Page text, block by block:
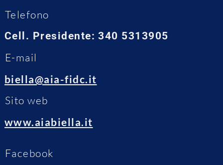
Telefono
Cell. Presidente: 340 5313905
E-mail
biella@aia-fidc.it
Sito web
www.aiabiella.it
Facebook